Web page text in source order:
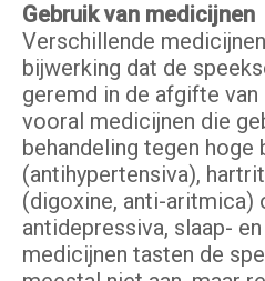
Gebruik van medicijnen
Verschillende
bijwerking dat de
geremd in de afgifte
vooral medicijnen die
behandeling tegen hoge
(antihypertensiva),
(digoxine, anti-aritmica)
antidepressiva, slaap-
medicijnen tasten de